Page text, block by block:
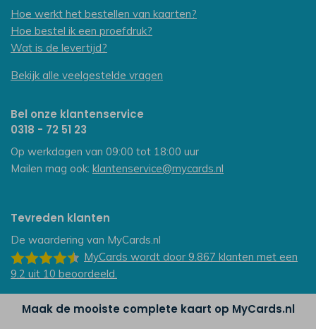
Hoe werkt het bestellen van kaarten?
Hoe bestel ik een proefdruk?
Wat is de levertijd?
Bekijk alle veelgestelde vragen
Bel onze klantenservice
0318 - 72 51 23
Op werkdagen van 09:00 tot 18:00 uur
Mailen mag ook: klantenservice@mycards.nl
Tevreden klanten
De waardering van MyCards.nl
MyCards wordt door 9.867 klanten met een
9.2 uit 10 beoordeeld.
Maak de mooiste complete kaart op MyCards.nl